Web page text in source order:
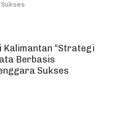
Kalimantan “Strategi
Berbasis
Sukses